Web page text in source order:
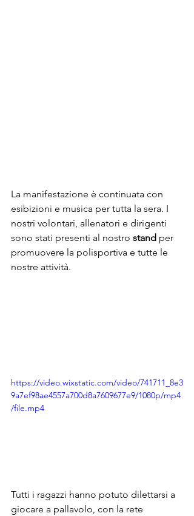
La manifestazione è continuata con
esibizioni e musica per tutta la sera. I
nostri volontari, allenatori e dirigenti
sono stati presenti al nostro stand per
promuovere la polisportiva e tutte le
nostre attività.
https://video.wixstatic.com/video/741711_8e3
9a7ef98ae4557a700d8a7609677e9/1080p/mp4
/file.mp4
Tutti i ragazzi hanno potuto dilettarsi a
giocare a pallavolo, con la rete